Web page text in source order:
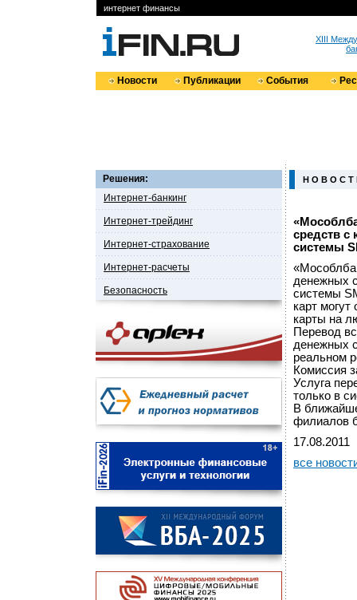
интернет финансы
XIII
Новости Публикации События
Решения:
Интернет-банкинг
Интернет-трейдинг
Интернет-страхование
Интернет-расчеты
Безопасность
Н О В О С Т
средств с
системы
денежных
системы
карт
карты на
Перевод
денежных
реальном
Комиссия
Услуга
только в
В
филиалов
17.08.2011
все